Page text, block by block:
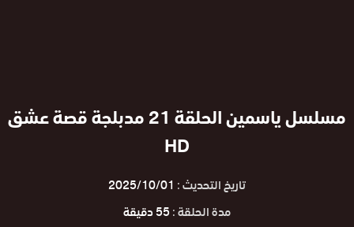
مسلسل ياسمين الحلقة 21 مدبلجة قصة عشق
HD
تاريخ التحديث : 2025/10/01
مدة الحلقة :55 دقيقة